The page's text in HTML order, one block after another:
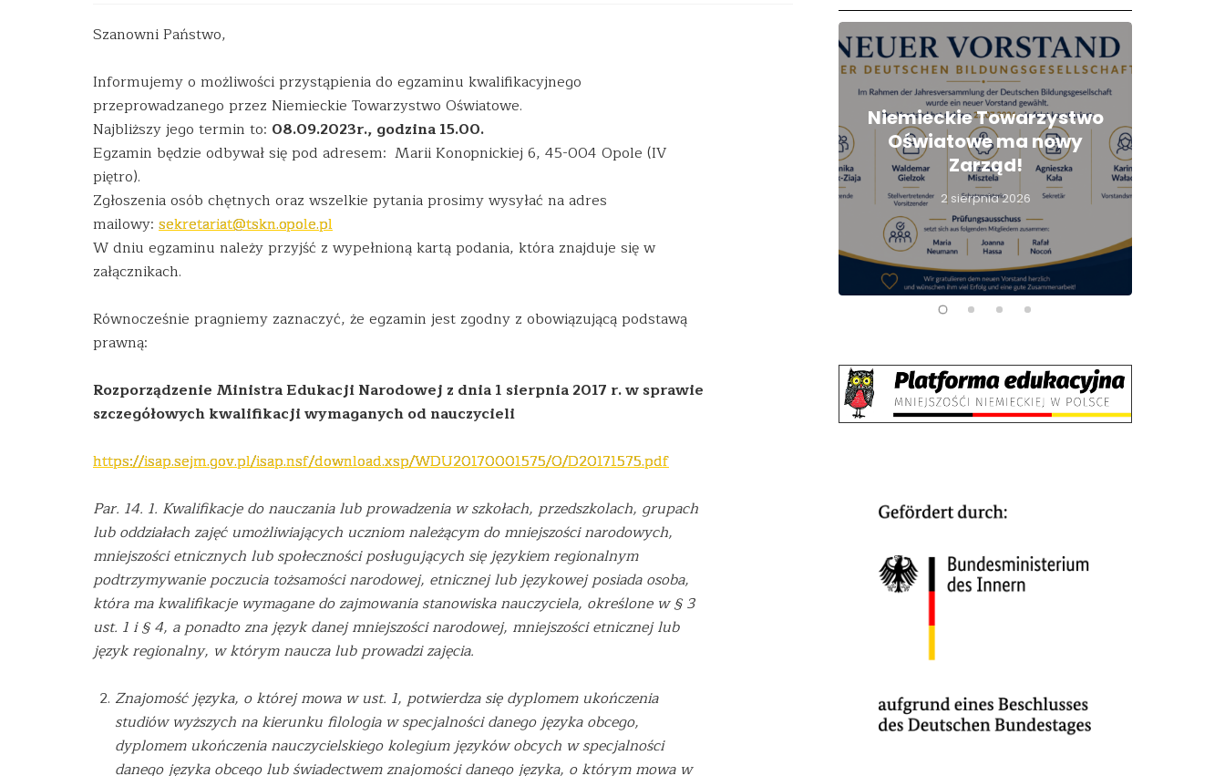
Szanowni Państwo,
Informujemy o możliwości przystąpienia do egzaminu kwalifikacyjnego
przeprowadzanego przez Niemieckie Towarzystwo Oświatowe.
Najbliższy jego termin to: 08.09.2023r., godzina 15.00.
Egzamin będzie odbywał się pod adresem: Marii Konopnickiej 6, 45-004 Opole (IV
piętro).
Zgłoszenia osób chętnych oraz wszelkie pytania prosimy wysyłać na adres
mailowy: sekretariat@tskn.opole.pl
W dniu egzaminu należy przyjść z wypełnioną kartą podania, która znajduje się w
załącznikach.
Równocześnie pragniemy zaznaczyć, że egzamin jest zgodny z obowiązującą podstawą
prawną:
Rozporządzenie Ministra Edukacji Narodowej z dnia 1 sierpnia 2017 r. w sprawie
szczegółowych kwalifikacji wymaganych od nauczycieli
https://isap.sejm.gov.pl/isap.nsf/download.xsp/WDU20170001575/O/D20171575.pdf
Par. 14. 1. Kwalifikacje do nauczania lub prowadzenia w szkołach, przedszkolach, grupach
lub oddziałach zajęć umożliwiających uczniom należącym do mniejszości narodowych,
mniejszości etnicznych lub społeczności posługujących się językiem regionalnym
podtrzymywanie poczucia tożsamości narodowej, etnicznej lub językowej posiada osoba,
która ma kwalifikacje wymagane do zajmowania stanowiska nauczyciela, określone w § 3
ust. 1 i § 4, a ponadto zna język danej mniejszości narodowej, mniejszości etnicznej lub
język regionalny, w którym naucza lub prowadzi zajęcia.
Znajomość języka, o której mowa w ust. 1, potwierdza się dyplomem ukończenia
studiów wyższych na kierunku filologia w specjalności danego języka obcego,
dyplomem ukończenia nauczycielskiego kolegium języków obcych w specjalności
danego języka obcego lub świadectwem znajomości danego języka, o którym mowa w
Niemieckie Towarzystwo
Oświatowe ma nowy
Zarząd!
2 sierpnia 2026